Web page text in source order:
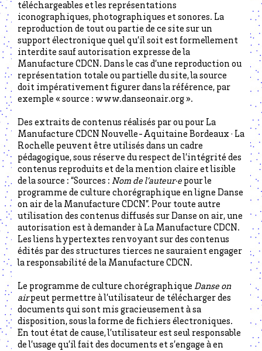
téléchargeables et les représentations
iconographiques, photographiques et sonores. La
reproduction de tout ou partie de ce site sur un
support électronique quel qu’il soit est formellement
interdite sauf autorisation expresse de la
Manufacture CDCN. Dans le cas d’une reproduction ou
représentation totale ou partielle du site, la source
doit impérativement figurer dans la référence, par
exemple « source : www.danseonair.org ».
Des extraits de contenus réalisés par ou pour La
Manufacture CDCN Nouvelle-Aquitaine Bordeaux · La
Rochelle peuvent être utilisés dans un cadre
pédagogique, sous réserve du respect de l’intégrité des
contenus reproduits et de la mention claire et lisible
de la source : “Sources : Nom de l’auteur·e pour le
programme de culture chorégraphique en ligne Danse
on air de la Manufacture CDCN”. Pour toute autre
utilisation des contenus diffusés sur Danse on air, une
autorisation est à demander à La Manufacture CDCN.
Les liens hypertextes renvoyant sur des contenus
édités par des structures tierces ne sauraient engager
la responsabilité de la Manufacture CDCN.
Le programme de culture chorégraphique Danse on
airpeut permettre à l’utilisateur de télécharger des
documents qui sont mis gracieusement à sa
disposition, sous la forme de fichiers électroniques.
En tout état de cause, l’utilisateur est seul responsable
de l’usage qu’il fait des documents et s’engage à en